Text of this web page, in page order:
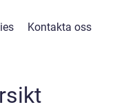
Kontakta oss